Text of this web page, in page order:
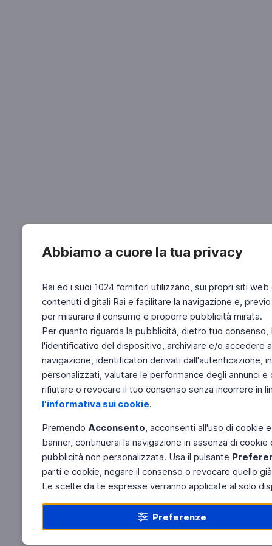
Abbiamo a cuore la tua privacy
Rai ed i suoi 1024 fornitori utilizzano, sui propri siti
contenuti digitali Rai e facilitare la navigazione e,
per misurare il consumo e proporre pubblicità mirata.
Per quanto riguarda la pubblicità, dietro tuo
l'identificativo del dispositivo, archiviare e/o accedere
navigazione, identificatori derivati dall'autenticazione,
personalizzati, valutare le performance degli annunci
rifiutare o revocare il tuo consenso senza incorrere in
l'informativa sui cookie.
Premendo Acconsento, acconsenti all'uso di cookie
banner, continuerai la navigazione in assenza di
pubblicità non personalizzata. Usa il pulsante
parti e cookie, negare il consenso o revocare quello
Le scelte da te espresse verranno applicate al solo
Preferenze